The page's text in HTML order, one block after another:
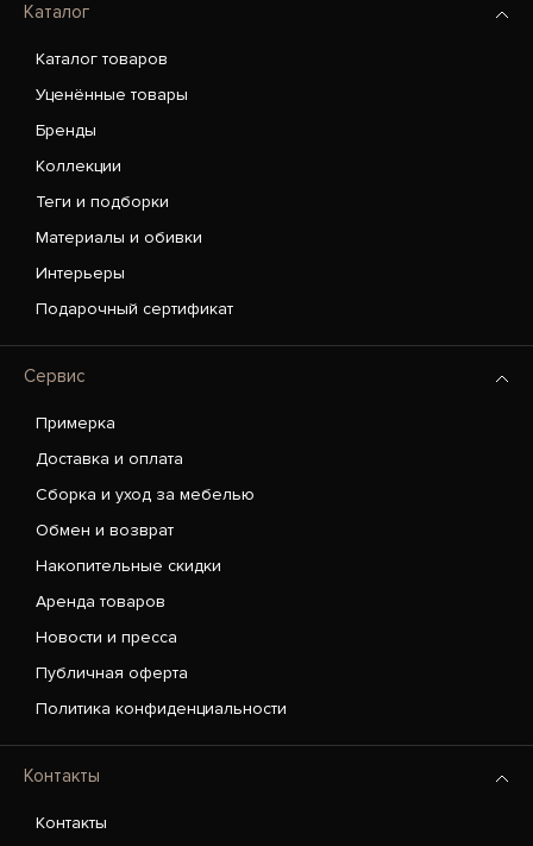
Каталог
Каталог товаров
Уценённые товары
Бренды
Коллекции
Теги и подборки
Материалы и обивки
Интерьеры
Подарочный сертификат
Сервис
Примерка
Доставка и оплата
Сборка и уход за мебелью
Обмен и возврат
Накопительные скидки
Аренда товаров
Новости и пресса
Публичная оферта
Политика конфиденциальности
Контакты
Контакты